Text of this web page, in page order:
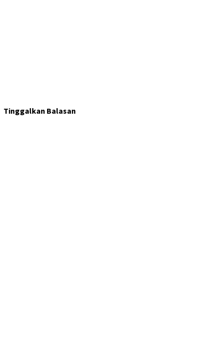
Tinggalkan Balasan